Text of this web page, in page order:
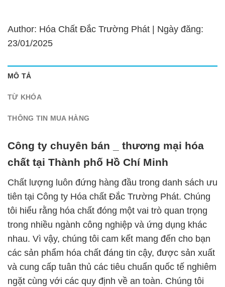
Author: Hóa Chất Đắc Trường Phát | Ngày đăng:
23/01/2025
MÔ TẢ
TỪ KHÓA
THÔNG TIN MUA HÀNG
Công ty chuyên bán _ thương mại hóa
chất tại Thành phố Hồ Chí Minh
Chất lượng luôn đứng hàng đầu trong danh sách ưu
tiên tại Công ty Hóa chất Đắc Trường Phát. Chúng
tôi hiểu rằng hóa chất đóng một vai trò quan trọng
trong nhiều ngành công nghiệp và ứng dụng khác
nhau. Vì vậy, chúng tôi cam kết mang đến cho bạn
các sản phẩm hóa chất đáng tin cậy, được sản xuất
và cung cấp tuân thủ các tiêu chuẩn quốc tế nghiêm
ngặt cùng với các quy định về an toàn. Chúng tôi